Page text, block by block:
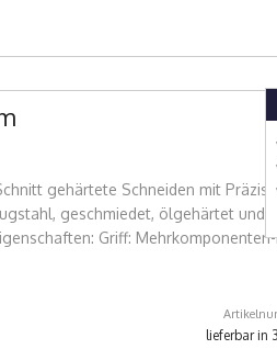
gehärtete Schneiden mit
geschmiedet, ölgehärtet und
Griff:
lieferbar in